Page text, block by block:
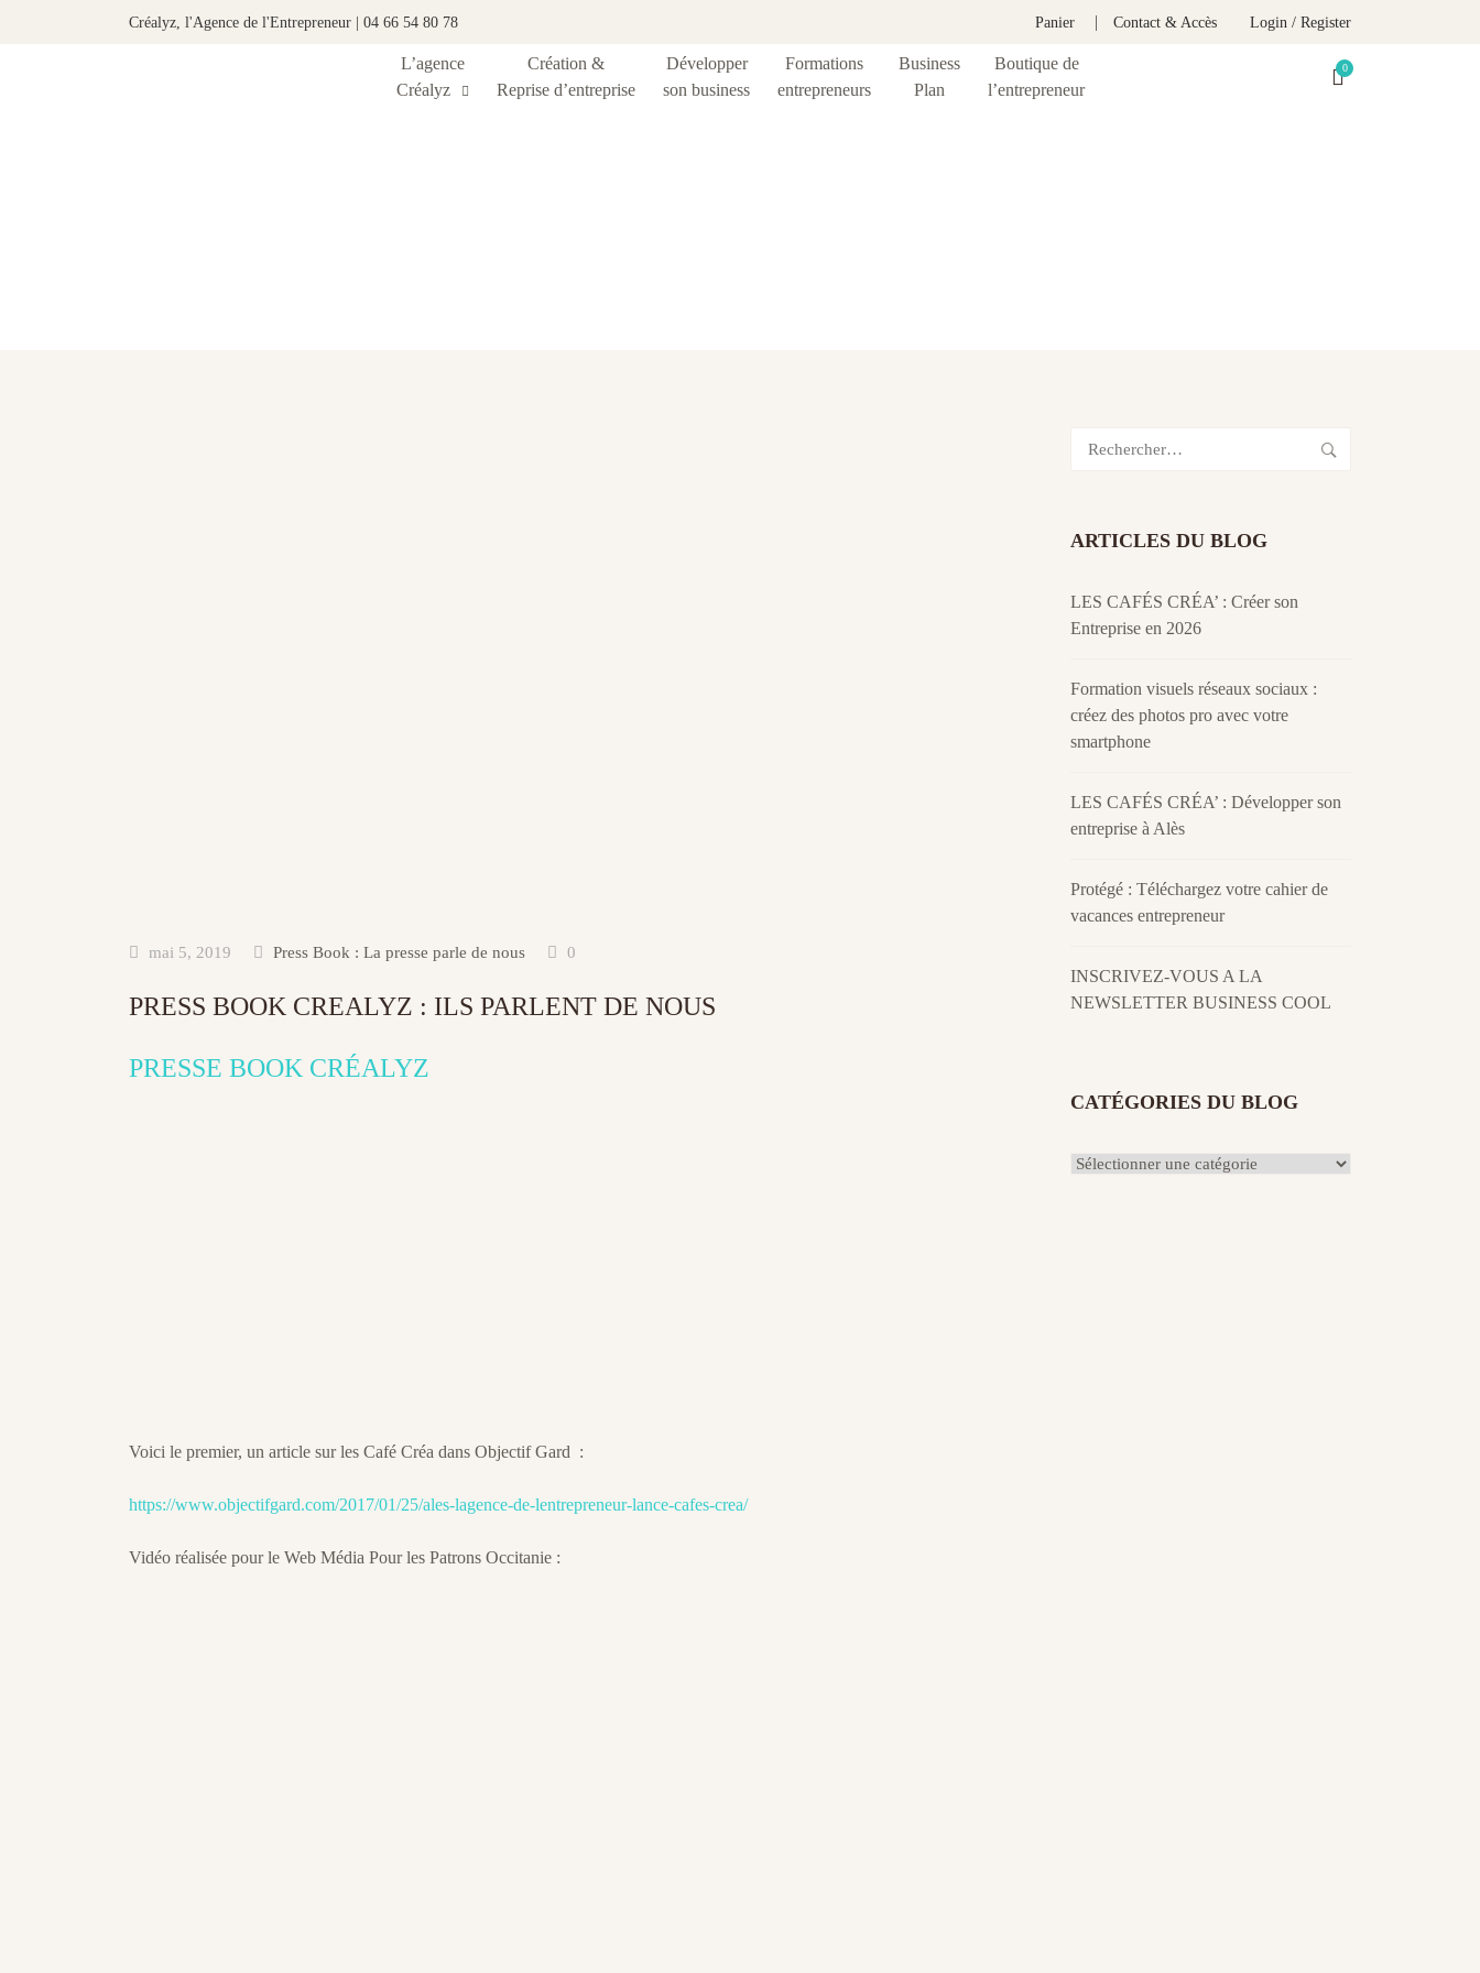
Créalyz, l'Agence de l'Entrepreneur | 04 66 54 80 78 Panier Contact & Accès Login / Register
L’agence
Créalyz
Création &
Reprise d’entreprise
Développer
son business
Formations
entrepreneurs
Business
Plan
Boutique de
l’entrepreneur
mai 5, 2019 Press Book : La presse parle de nous 0
PRESS BOOK CREALYZ : ILS PARLENT DE NOUS
PRESSE BOOK CRÉALYZ
Voici le premier, un article sur les Café Créa dans Objectif Gard :
https://www.objectifgard.com/2017/01/25/ales-lagence-de-lentrepreneur-lance-cafes-crea/
Vidéo réalisée pour le Web Média Pour les Patrons Occitanie :
ARTICLES DU BLOG
LES CAFÉS CRÉA’ : Créer son
Entreprise en 2026
Formation visuels réseaux sociaux :
créez des photos pro avec votre
smartphone
LES CAFÉS CRÉA’ : Développer son
entreprise à Alès
Protégé : Téléchargez votre cahier de
vacances entrepreneur
INSCRIVEZ-VOUS A LA
NEWSLETTER BUSINESS COOL
CATÉGORIES DU BLOG
Catégories